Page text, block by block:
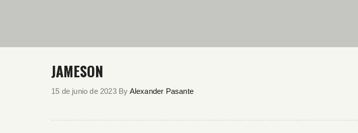
JAMESON
15 de junio de 2023 By Alexander Pasante